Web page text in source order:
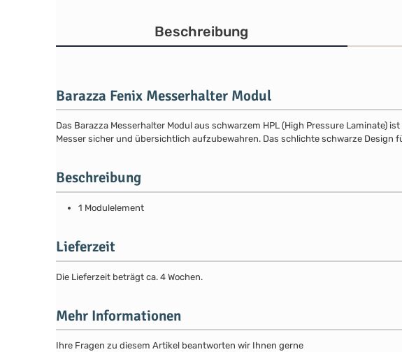
Beschreibung
Barazza Fenix Messerhalter Modul
Das Barazza Messerhalter Modul aus schwarzem HPL (High Pressure Laminate)
Messer sicher und übersichtlich aufzubewahren. Das schlichte schwarze
Beschreibung
1 Modulelement
Lieferzeit
Die Lieferzeit beträgt ca. 4 Wochen.
Mehr Informationen
Ihre Fragen zu diesem Artikel beantworten wir Ihnen gerne